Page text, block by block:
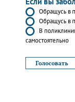
Обращусь в
Обращусь в
В
самостоятельно